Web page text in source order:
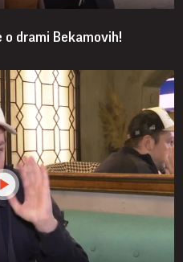
drami Bekamovih!